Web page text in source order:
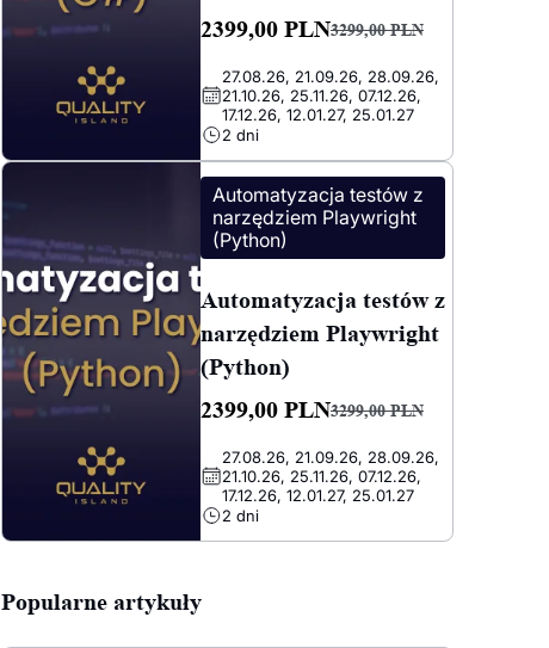
3299,00PLN
cena
wynosiła:
3299,00 PLN.
2399,00 PLN
cena
wynosi:
2399,00 PLN.
27.08.26, 21.09.26, 28.09.26,
21.10.26, 25.11.26, 07.12.26,
17.12.26, 12.01.27, 25.01.27
2 dni
Automatyzacja testów z
narzędziem Playwright
(Python)
Automatyzacja testów z
narzędziem Playwright
(Python)
3299,00PLN
cena
wynosiła:
3299,00 PLN.
2399,00 PLN
cena
wynosi:
2399,00 PLN.
27.08.26, 21.09.26, 28.09.26,
21.10.26, 25.11.26, 07.12.26,
17.12.26, 12.01.27, 25.01.27
2 dni
Popularne artykuły